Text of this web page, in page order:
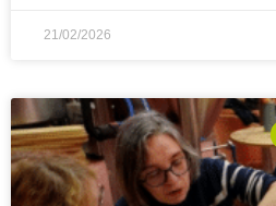
21/02/2026